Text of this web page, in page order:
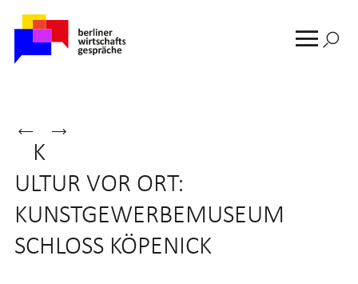
Suchen
BEITRAGSNAVIGATION
Mittelstandsfrühstück
mit
Singer,
Präsidentin
des
Jüdischen
Politisches
Ramona
Pop,
Senatorin
für
K
ULTUR VOR ORT:
KUNSTGEWERBEMUSEUM
SCHLOSS KÖPENICK